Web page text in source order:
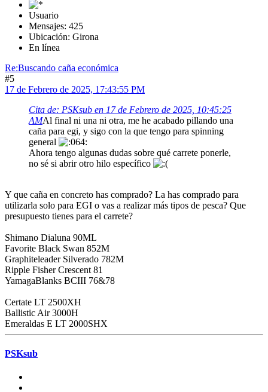
Usuario
Mensajes: 425
Ubicación: Girona
En línea
Re:Buscando caña económica
#5
17 de Febrero de 2025, 17:43:55 PM
Cita de: PSKsub en 17 de Febrero de 2025, 10:45:25
AMAl final ni una ni otra, me he acabado pillando una
caña para egi, y sigo con la que tengo para spinning
general
Ahora tengo algunas dudas sobre qué carrete ponerle,
no sé si abrir otro hilo específico
Y que caña en concreto has comprado? La has comprado para
utilizarla solo para EGI o vas a realizar más tipos de pesca? Que
presupuesto tienes para el carrete?
Shimano Dialuna 90ML
Favorite Black Swan 852M
Graphiteleader Silverado 782M
Ripple Fisher Crescent 81
YamagaBlanks BCIII 76&78
Certate LT 2500XH
Ballistic Air 3000H
Emeraldas E LT 2000SHX
PSKsub